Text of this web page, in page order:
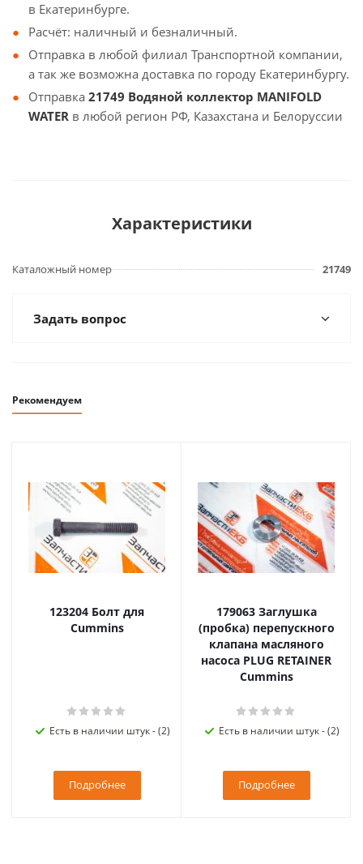
в Екатеринбурге.
Расчёт: наличный и безналичный.
Отправка в любой филиал Транспортной компании,
а так же возможна доставка по городу Екатеринбургу.
Отправка 21749 Водяной коллектор MANIFOLD
WATER в любой регион РФ, Казахстана и Белоруссии
Характеристики
Каталожный номер 21749
Задать вопрос
Рекомендуем
123204 Болт для
Cummins
Есть в наличии штук - (2)
Подробнее
179063 Заглушка
(пробка) перепускного
клапана масляного
насоса PLUG RETAINER
Cummins
Есть в наличии штук - (2)
Подробнее